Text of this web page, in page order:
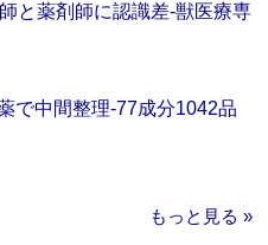
と薬剤師に認識差‐獣医療専
で中間整理‐77成分1042品
もっと見る »